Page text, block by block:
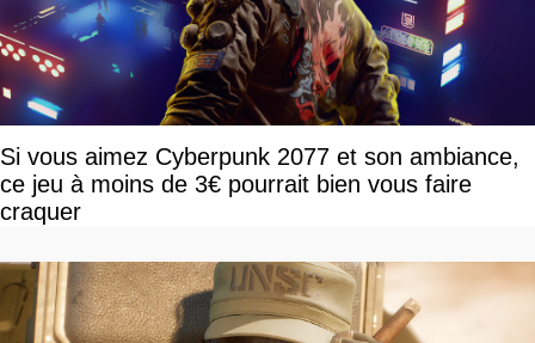
Si vous aimez Cyberpunk 2077 et son ambiance,
ce jeu à moins de 3€ pourrait bien vous faire
craquer